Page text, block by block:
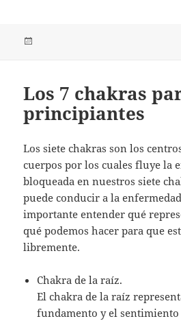
Los 7 chakras
principiantes
Los siete chakras son los
cuerpos por los cuales fluye la
bloqueada en nuestros siete
puede conducir a la
importante entender qué
qué podemos hacer para que
libremente.
Chakra de la raíz.
El chakra de la raíz
fundamento y el sentimiento